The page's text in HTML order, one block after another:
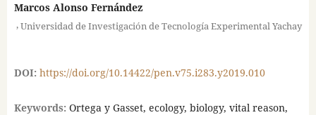
Marcos Alonso Fernández
,Universidad de Investigación de Tecnología Experimental Yachay
DOI: https://doi.org/10.14422/pen.v75.i283.y2019.010
Keywords: Ortega y Gasset, ecology, biology, vital reason,